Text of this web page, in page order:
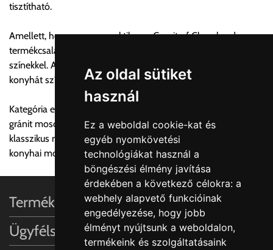
Az oldal sütiket
használ
Ez a weboldal cookie-kat és
egyéb nyomkövetési
technológiákat használ a
böngészési élmény javítása
érdekében a következő célokra: a
webhely alapvető funkcióinak
engedélyezése, hogy jobb
élményt nyújtsunk a weboldalon,
termékeink és szolgáltatásaink
Utánvét díjak:
között az utánvét díj összege bruttó 600 forint.
2, 200.000-500.000 forint szállítónak fizetett vásárlási
ellenérték között az utánvét díj összege bruttó 1200 forint.
3, 500.000-1.000.000 forint szállítónak fizetett vásárlási
ellenérték között az utánvét díj összege bruttó 1900 forint.
Utánvét díjat csak abban az esetben fizetendő, amennyiben a
terméket a szállítónak kívánja kifizetni készpénzben. Utalásos
teljesítés esetén utánvétdíj nincs.
A fuvardíj 100.000Ft-ig tartalmazza, felette minden
megkezdett 10.000Ft után 115Ft.
Egyéb információk:
tisztítható.
Amellett, hogy nagyon praktikus, a Granit of Chambord
termékcsalád egy különleges design mély és intenzív
színekkel. A mosogatóink az idő múlására készülnek, és a
konyhát színvonalát és fokozzák.
Kategória egyéb megnevezései:
gránit mosogató, angol mosogató, rusztikus mosogató,
klasszikus mosogató, szoknyás mosogató, önálló mosogató,
konyhai mosogató
Termékinformációk
Ügyfélszolgálat